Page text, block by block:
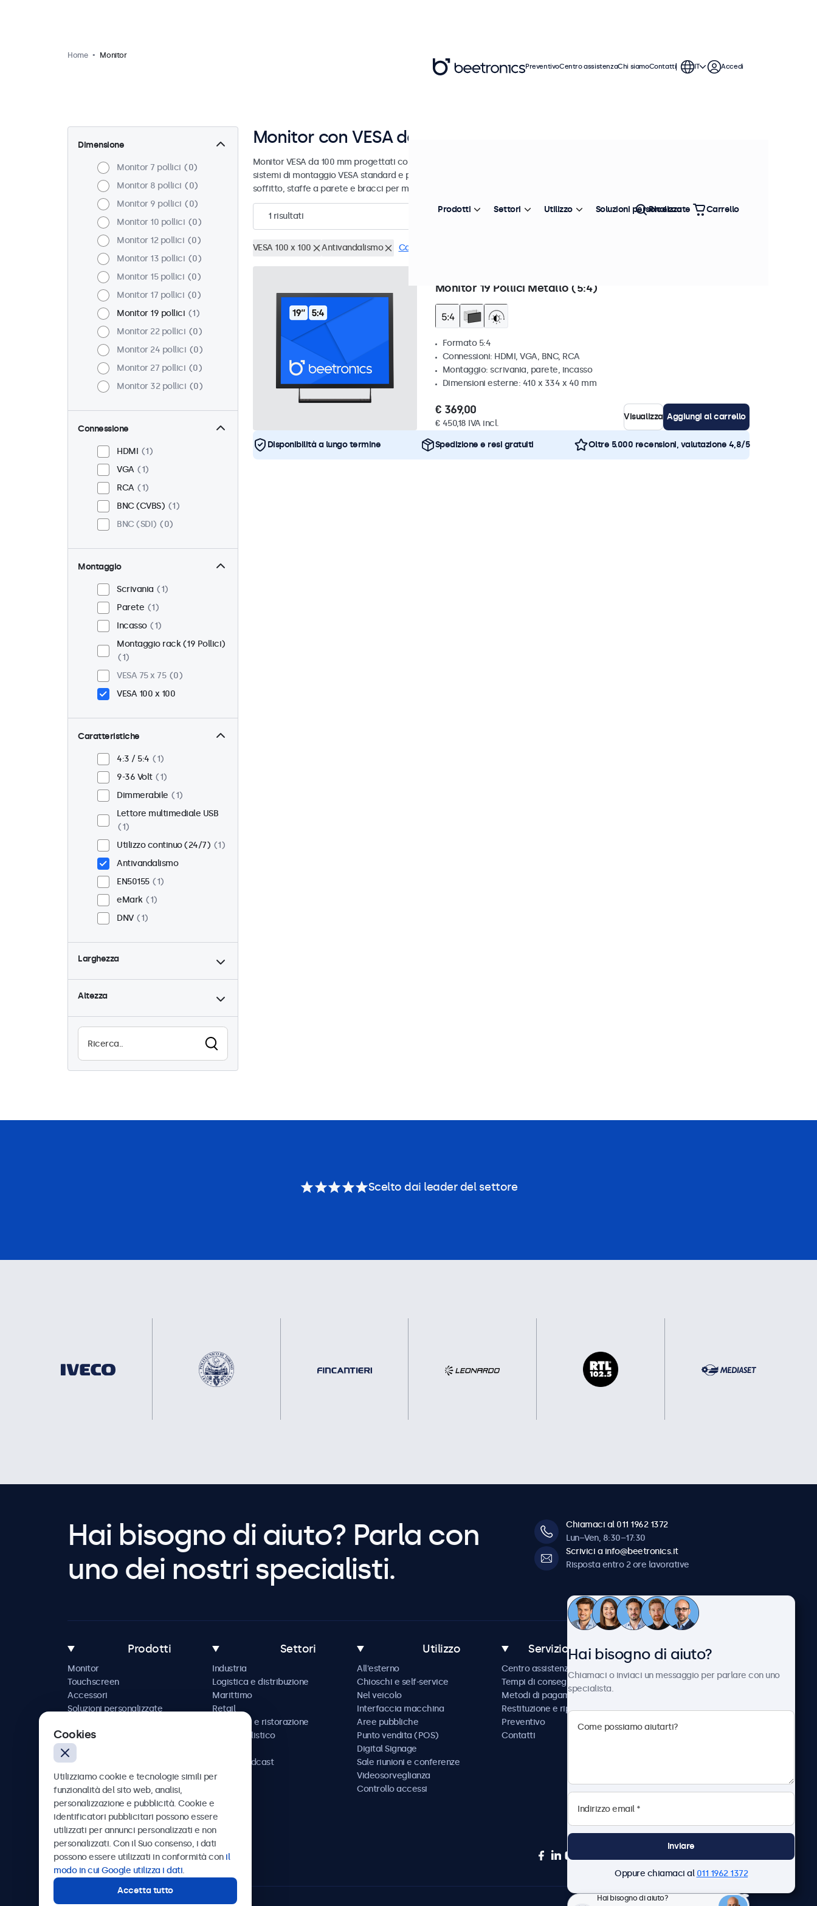
Home Monitor
Dimensione
Monitor 7 pollici
0
Monitor 8 pollici
0
Monitor 9 pollici
0
Monitor 10 pollici
0
Monitor 12 pollici
0
Monitor 13 pollici
0
Monitor 15 pollici
0
Monitor 17 pollici
0
Monitor 19 pollici
1
Monitor 22 pollici
0
Monitor 24 pollici
0
Monitor 27 pollici
0
Monitor 32 pollici
0
Connessione
HDMI
1
VGA
1
RCA
1
BNC (CVBS)
1
BNC (SDI)
0
Montaggio
Scrivania
1
Parete
1
Incasso
1
Montaggio rack (19 Pollici)
1
VESA 75 x 75
0
VESA 100 x 100
Caratteristiche
4:3 / 5:4
1
9-36 Volt
1
Dimmerabile
1
Lettore multimediale USB
1
Utilizzo continuo (24/7)
1
Antivandalismo
EN50155
1
eMark
1
DNV
1
Larghezza
Altezza
Monitor con VESA da 100 mm
Monitor VESA da 100 mm progettati con opzioni di montaggio versatili. Questi monitor sono compatibili con i
sistemi di montaggio VESA standard e possono quindi essere collegati a supporti universali, supporti a
soffitto, staffe a parete e bracci per monitor.
1 risultati Più venduto
VESA 100 x 100 Antivandalismo Cancella i filtri
Monitor 19 Pollici Metallo (5:4)
Formato 5:4
Connessioni: HDMI, VGA, BNC, RCA
Montaggio: scrivania, parete, incasso
Dimensioni esterne: 410 x 334 x 40 mm
€ 369,00
€ 450,18 IVA incl.
Visualizza Aggiungi al carrello
Disponibilità a lungo termine Spedizione e resi gratuiti Oltre 5.000 recensioni, valutazione 4,8/5
PreventivoCentro assistenzaChi siamoContatti IT Accedi
Prodotti Settori Utilizzo Soluzioni personalizzate
Ricerca Carrello
Scelto dai leader del settore
Hai bisogno di aiuto? Parla con
uno dei nostri specialisti.
Chiamaci al 011 1962 1372
Lun–Ven, 8:30–17:30
Scrivici a info@beetronics.it
Risposta entro 2 ore lavorative
Prodotti
Monitor
Touchscreen
Accessori
Soluzioni personalizzate
Settori
Industria
Logistica e distribuzione
Marittimo
Retail
Ospitalità e ristorazione
Automobilistico
AV e broadcast
Sanità
Utilizzo
All'esterno
Chioschi e self-service
Nel veicolo
Interfaccia macchina
Aree pubbliche
Punto vendita (POS)
Digital Signage
Sale riunioni e conferenze
Videosorveglianza
Controllo accessi
Servizio Clienti
Centro assistenza
Tempi di consegna
Metodi di pagamento
Restituzione e riparazione
Preventivo
Contatti
Chi siamo
Notizie e aggiornamenti
Beetronics
Lavora con noi
Beetronics
Via Confienza, 10, 10121 Torino, Italia
Hai bisogno di aiuto?
Chiamaci o inviaci un messaggio per parlare con uno
specialista.
Inviare
Oppure chiamaci al 011 1962 1372
Hai bisogno di aiuto?
Cookies
Utilizziamo cookie e tecnologie simili per
funzionalità del sito web, analisi,
personalizzazione e pubblicità. Cookie e
identificatori pubblicitari possono essere
utilizzati per annunci personalizzati e non
personalizzati. Con il Suo consenso, i dati
possono essere utilizzati in conformità con il
modo in cui Google utilizza i dati.
Accetta tutto